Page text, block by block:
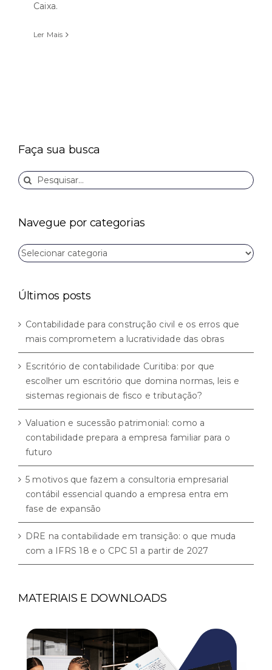
Caixa.
Ler Mais
Faça sua busca
Buscar
resultados
Navegue por categorias
Navegue
por
Últimos posts
Contabilidade para construção civil e os erros que
mais comprometem a lucratividade das obras
Escritório de contabilidade Curitiba: por que
escolher um escritório que domina normas, leis e
sistemas regionais de fisco e tributação?
Valuation e sucessão patrimonial: como a
contabilidade prepara a empresa familiar para o
futuro
5 motivos que fazem a consultoria empresarial
contábil essencial quando a empresa entra em
fase de expansão
DRE na contabilidade em transição: o que muda
com a IFRS 18 e o CPC 51 a partir de 2027
MATERIAIS E DOWNLOADS